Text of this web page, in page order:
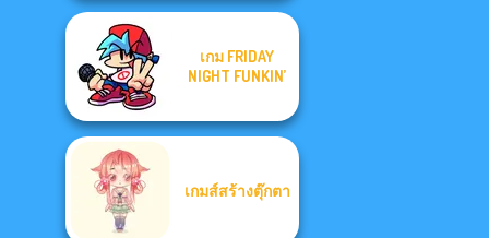
เกม FRIDAY
NIGHT FUNKIN’
เกมส์สร้างตุ๊กตา